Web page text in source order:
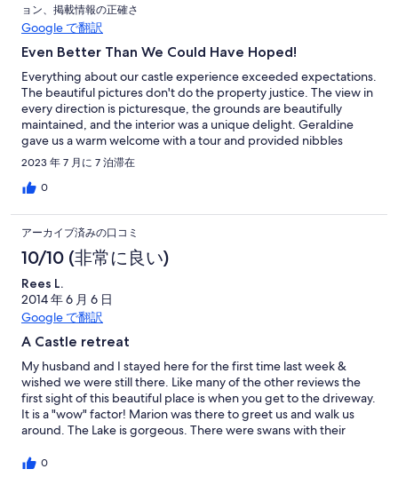
ョン、掲載情報の正確さ
Google で翻訳
Even Better Than We Could Have Hoped!
Everything about our castle experience exceeded expectations.
The beautiful pictures don't do the property justice. The view in
every direction is picturesque, the grounds are beautifully
maintained, and the interior was a unique delight. Geraldine
gave us a warm welcome with a tour and provided nibbles
(bread, fruit, crackers) that lasted for days. We took the advice
of other reviews and had our first night catered by Tina which
provided not only a delicious meal, but leftovers for days, and
tour of the lake on the fishing boat that is provided. Like
everyone we encountered, he was friendly and informative. The
interior was plenty spacious for our group of 8. There are a total
of ten beds with 4 of them being queens (?) and very
comfortable. My youngest daughter loved the small room in the
"tower." Any questions or issues that came up were handled
promptly (Geraldine lives close by). Everyone was delighted
experience!
2023 年 7 月に 7 泊滞在
0
アーカイブ済みの口コミ
10/10 (非常に良い)
Rees L.
2014 年 6 月 6 日
Google で翻訳
A Castle retreat
My husband and I stayed here for the first time last week &
wished we were still there. Like many of the other reviews the
first sight of this beautiful place is when you get to the driveway.
It is a "wow" factor! Marion was there to greet us and walk us
around. The Lake is gorgeous. There were swans with their
the geese on the property across from the castle. The sights &
0